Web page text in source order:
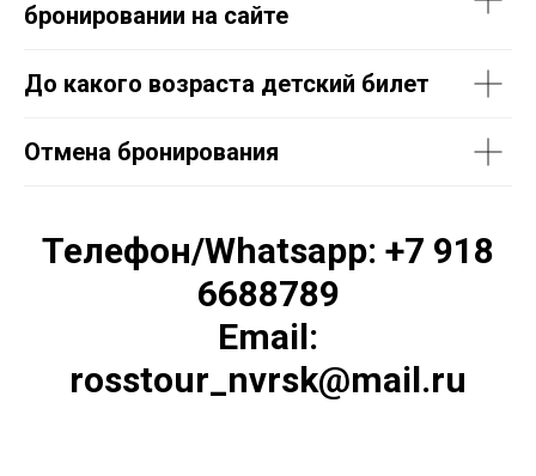
бронировании на сайте
До какого возраста детский билет
Отмена бронирования
Телефон/Whatsapp: +7 918
6688789
Email:
rosstour_nvrsk@mail.ru